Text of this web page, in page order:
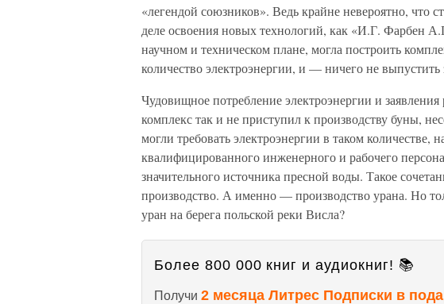
«легендой союзников». Ведь крайне невероятно, что
деле освоения новых технологий, как «И.Г. Фарбен
научном и техническом плане, могла построить
количество электроэнергии, и — ничего не выпустить
Чудовищное потребление электроэнергии и
комплекс так и не приступил к производству буны,
могли требовать электроэнергии в таком количестве,
квалифицированного инженерного и рабочего
значительного источника пресной воды. Такое
производство. А именно — производство урана. Но
уран на берега польской реки Висла?
Более 800 000 книг и аудиокниг! 📚
Получи 2 месяца Литрес Подписки в